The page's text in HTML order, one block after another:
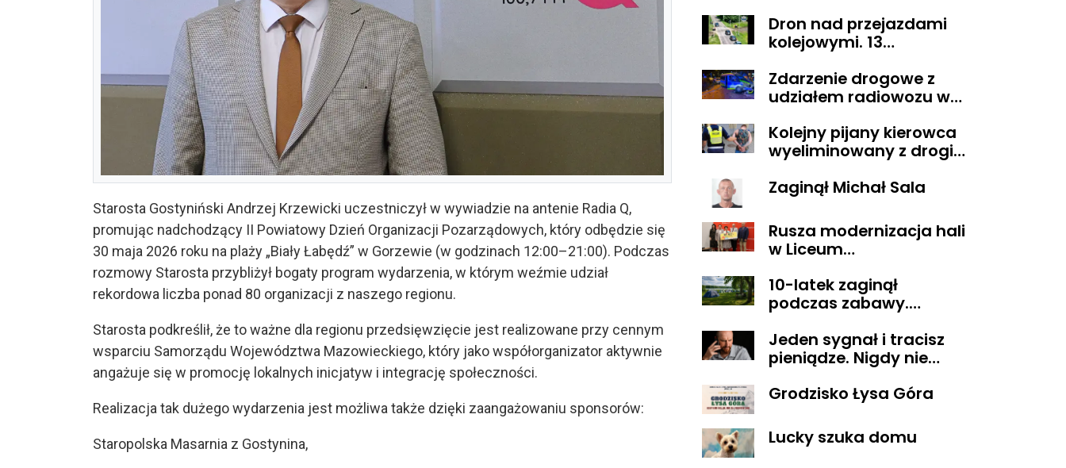
Starosta Gostyniński Andrzej Krzewicki uczestniczył w wywiadzie na antenie Radia Q,
promując nadchodzący II Powiatowy Dzień Organizacji Pozarządowych, który odbędzie się
30 maja 2026 roku na plaży „Biały Łabędź” w Gorzewie (w godzinach 12:00–21:00). Podczas
rozmowy Starosta przybliżył bogaty program wydarzenia, w którym weźmie udział
rekordowa liczba ponad 80 organizacji z naszego regionu.
Starosta podkreślił, że to ważne dla regionu przedsięwzięcie jest realizowane przy cennym
wsparciu Samorządu Województwa Mazowieckiego, który jako współorganizator aktywnie
angażuje się w promocję lokalnych inicjatyw i integrację społeczności.
Realizacja tak dużego wydarzenia jest możliwa także dzięki zaangażowaniu sponsorów:
Staropolska Masarnia z Gostynina,
Dron nad przejazdami
kolejowymi. 13
podczas działań
„Bezpieczny przejazd
Zdarzenie drogowe z
udziałem radiowozu w
Kolejny pijany kierowca
wyeliminowany z drogi.
alkoholu
Zaginął Michał Sala
Rusza modernizacja hali
w Liceum
T. Kościuszki w
Gostyninie
10-latek zaginął
podczas zabawy.
szczęśliwie
Jeden sygnał i tracisz
pieniądze. Nigdy nie
numery
Grodzisko Łysa Góra
Lucky szuka domu